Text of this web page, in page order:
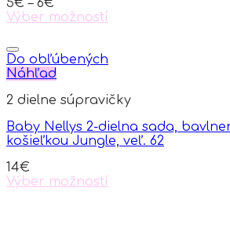
on
the
page
5€ – 6€
Výber možností
product
has
multiple
The
may
be
on
the
Do obľúbených
Náhľad
2 dielne súpravičky
Baby Nellys 2-dielna sada,
košieľkou Jungle, veľ. 62
14€
Výber možností